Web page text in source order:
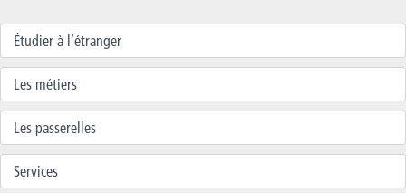
Étudier à l’étranger
Les métiers
Les passerelles
Services